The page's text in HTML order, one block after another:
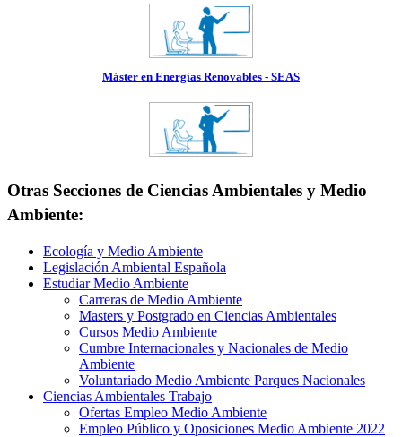
Máster en Energías Renovables - SEAS
Otras Secciones de Ciencias Ambientales y Medio
Ambiente:
Ecología y Medio Ambiente
Legislación Ambiental Española
Estudiar Medio Ambiente
Carreras de Medio Ambiente
Masters y Postgrado en Ciencias Ambientales
Cursos Medio Ambiente
Cumbre Internacionales y Nacionales de Medio
Ambiente
Voluntariado Medio Ambiente Parques Nacionales
Ciencias Ambientales Trabajo
Ofertas Empleo Medio Ambiente
Empleo Público y Oposiciones Medio Ambiente 2022